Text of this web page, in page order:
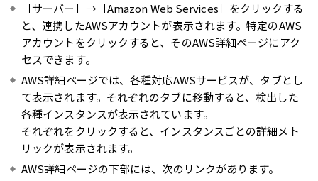
［サーバー］→［Amazon Web Services］をクリックする
と、連携したAWSアカウントが表示されます。特定のAWS
アカウントをクリックすると、そのAWS詳細ページにアク
セスできます。
AWS詳細ページでは、各種対応AWSサービスが、タブとし
て表示されます。それぞれのタブに移動すると、検出した
各種インスタンスが表示されています。
それぞれをクリックすると、インスタンスごとの詳細メト
リックが表示されます。
AWS詳細ページの下部には、次のリンクがあります。